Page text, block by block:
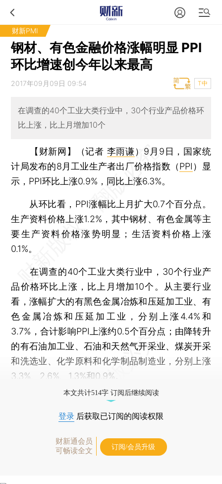
财新PMI
钢材、有色金融价格涨幅明显 PPI
环比增速创今年以来最高
2017年09月09日 09:54 T中
在调查的40个工业大类行业中，30个行业产品价格环
比上涨，比上月增加10个
【财新网】（记者 李雨谦） 9月9日，国家统
计局发布的8月工业生产者出厂价格指数（PPI ）显
示，PPI环比上涨0.9%，同比上涨6.3%。
从环比看，PPI涨幅比上月扩大0.7个百分点。
生产资料价格上涨1.2%，其中钢材、有色金属等主
要生产资料价格涨势明显；生活资料价格上涨
0.1%。
在调查的40个工业大类行业中，30个行业产
品价格环比上涨，比上月增加10个。从主要行业
看，涨幅扩大的有黑色金属冶炼和压延加工业、有
色金属冶炼和压延加工业，分别上涨4.4%和
3.7%，合计影响PPI上涨约0.5个百分点；由降转升
的有石油加工业、石油和天然气开采业、煤炭开采
和洗选业、化学原料和化学制品制造业，分别上涨
3.3%、2.6%、1.3%和0.9%。
本文共计514字 订阅后继续阅读
登录 后获取已订阅的阅读权限
财新通会员
可畅读全文
订阅/会员升级